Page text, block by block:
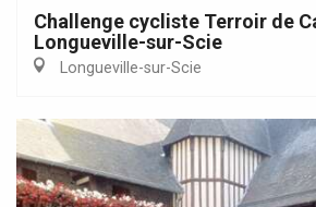
Challenge cycliste Terroir de
Longueville-sur-Scie
Longueville-sur-Scie